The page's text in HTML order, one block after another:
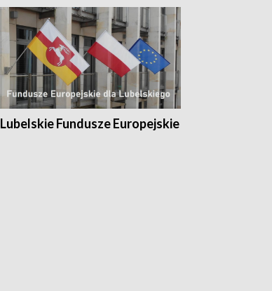
Lubelskie Fundusze Europejskie